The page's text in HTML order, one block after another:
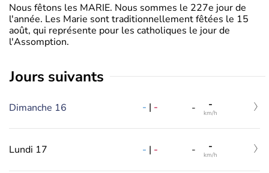
Nous fêtons les MARIE. Nous sommes le 227e jour de
l'année. Les Marie sont traditionnellement fêtées le 15
août, qui représente pour les catholiques le jour de
l'Assomption.
jours suivants
Dimanche 16 - | - - -
km/h
Lundi 17 - | - - -
km/h